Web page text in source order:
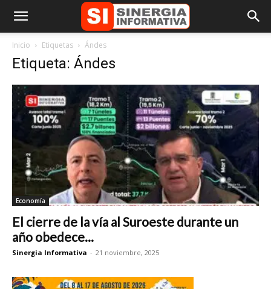
Inicio Etiquetas Ándes
Etiqueta: Ándes
Economía
El cierre de la vía al Suroeste durante un
año obedece...
Sinergia Informativa - 21 noviembre, 2025